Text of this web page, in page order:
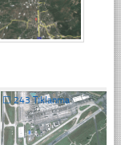
☐243 Tıklanma